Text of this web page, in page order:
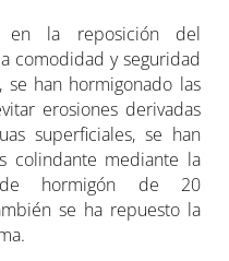
en la reposición del
comodidad y seguridad
han hormigonado las
erosiones derivadas
superficiales, se han
colindante mediante la
hormigón de 20
se ha repuesto la